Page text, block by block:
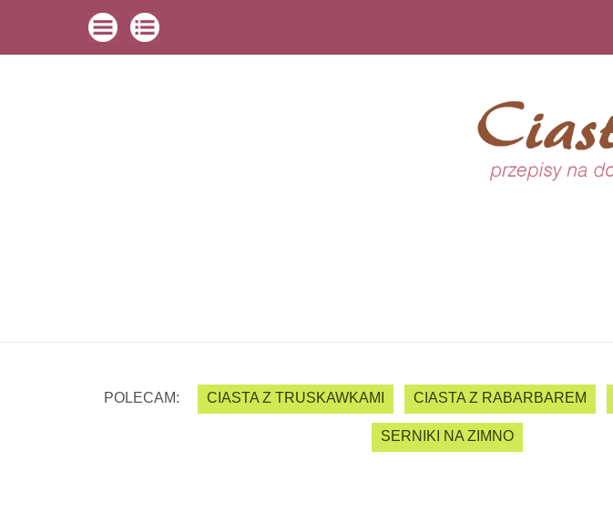
POLECAM: CIASTA Z TRUSKAWKAMI CIASTA Z RABARBAREM
SERNIKI NA ZIMNO